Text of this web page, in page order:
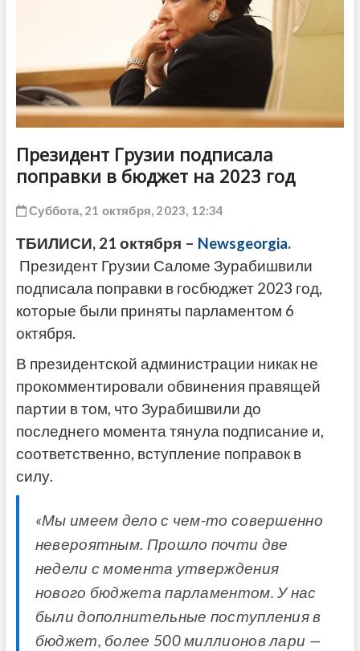
Президент Грузии подписала
поправки в бюджет на 2023 год
Суббота, 21 октября, 2023, 12:34
ТБИЛИСИ, 21 октября – Newsgeorgia.
Президент Грузии Саломе Зурабишвили
подписала поправки в госбюджет 2023 год,
которые были приняты парламентом 6
октября.
В президентской администрации никак не
прокомментировали обвинения правящей
партии в том, что Зурабишвили до
последнего момента тянула подписание и,
соответственно, вступление поправок в
силу.
«Мы имеем дело с чем-то совершенно
невероятным. Прошло почти две
недели с момента утверждения
нового бюджета парламентом. У нас
были дополнительные поступления в
бюджет, более 500 миллионов лари —